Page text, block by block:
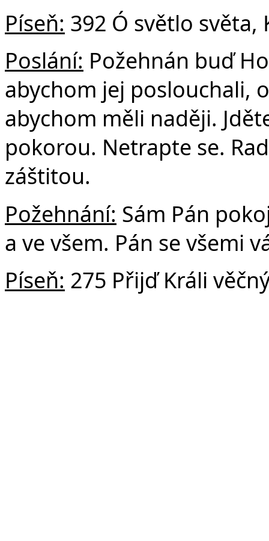
Píseň: 392 Ó světlo světa,
Poslání: Požehnán buď
abychom jej poslouchali,
abychom měli naději.
pokorou. Netrapte se.
záštitou.
Požehnání: Sám Pán
a ve všem. Pán se všemi
Píseň: 275 Přijď Králi